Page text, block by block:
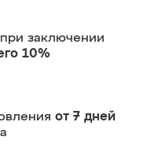
при заключении
10%
от 7 дней